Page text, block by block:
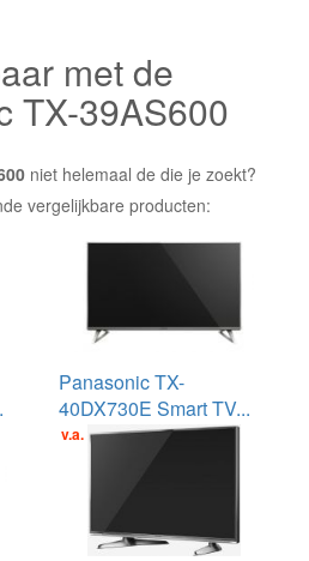
met de
TX-39AS600
niet helemaal de die je zoekt?
vergelijkbare producten:
Panasonic TX-
40DX730E Smart TV...
v.a. €798.90